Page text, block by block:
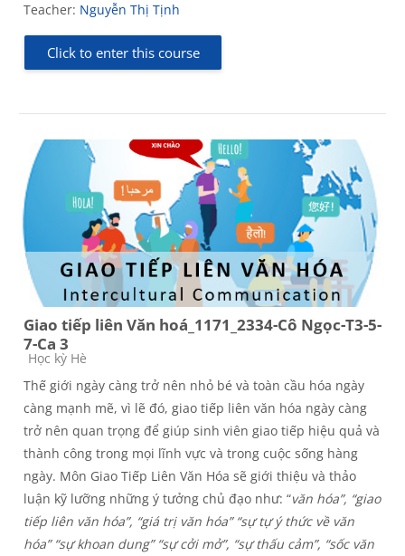
Teacher: Nguyễn Thị Tịnh
Click to enter this course
Giao tiếp liên Văn hoá_1171_2334-Cô Ngọc-T3-5-
7-Ca 3
Course category
Học kỳ Hè
Thế giới ngày càng trở nên nhỏ bé và toàn cầu hóa ngày
càng mạnh mẽ, vì lẽ đó, giao tiếp liên văn hóa ngày càng
trở nên quan trọng để giúp sinh viên giao tiếp hiệu quả và
thành công trong mọi lĩnh vực và trong cuộc sống hàng
ngày. Môn Giao Tiếp Liên Văn Hóa sẽ giới thiệu và thảo
luận kỹ lưỡng những ý tưởng chủ đạo như: “văn hóa”, “giao
tiếp liên văn hóa”, “giá trị văn hóa” “sự tự ý thức về văn
hóa” “sự khoan dung” “sự cởi mở”, “sự thấu cảm”, “sốc văn